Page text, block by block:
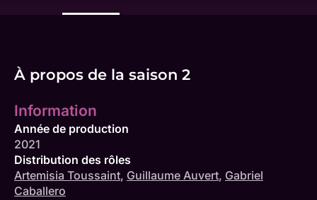
À propos de la saison 2
Information
Année de production
2021
Distribution des rôles
Artemisia Toussaint, Guillaume Auvert, Gabriel
Caballero